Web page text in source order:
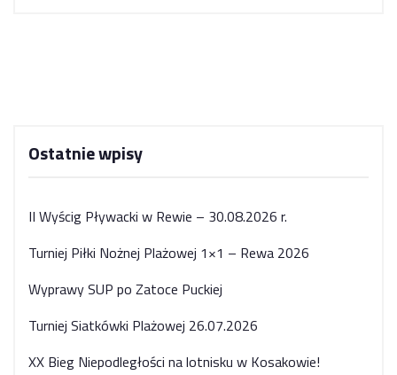
Ostatnie wpisy
II Wyścig Pływacki w Rewie – 30.08.2026 r.
Turniej Piłki Nożnej Plażowej 1×1 – Rewa 2026
Wyprawy SUP po Zatoce Puckiej
Turniej Siatkówki Plażowej 26.07.2026
XX Bieg Niepodległości na lotnisku w Kosakowie!